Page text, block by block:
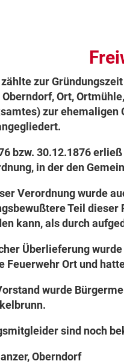
zur
Ort,
zur ehemaligen
bzw. 30.12.1876
in der den
Verordnung wurde
Teil
kann, als durch
Überlieferung
Feuerwehr Ort und
wurde
sind noch
Oberndorf